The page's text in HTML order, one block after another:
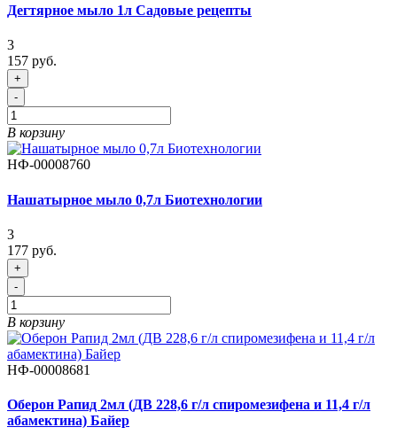
Дегтярное мыло 1л Садовые рецепты
3
157 руб.
+
-
В корзину
НФ-00008760
Нашатырное мыло 0,7л Биотехнологии
3
177 руб.
+
-
В корзину
НФ-00008681
Оберон Рапид 2мл (ДВ 228,6 г/л спиромезифена и 11,4 г/л
абамектина) Байер